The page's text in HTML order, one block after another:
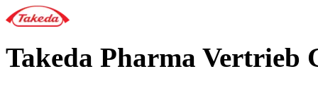
Takeda Pharma Vertrieb